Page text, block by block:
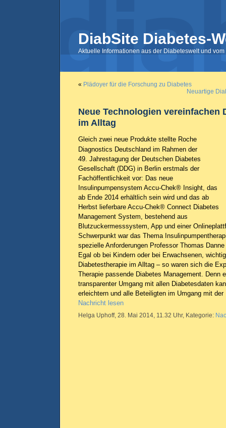
DiabSite Diabetes-
Aktuelle Informationen aus der Diabeteswelt und
« Plädoyer für die Forschung zu Diabetes
Neuartige
Neue Technologien vereinfachen
im Alltag
Gleich zwei neue Produkte stellte Roche
Diagnostics Deutschland im Rahmen der
49. Jahrestagung der Deutschen Diabetes
Gesellschaft (DDG) in Berlin erstmals der
Fachöffentlichkeit vor: Das neue
Insulinpumpensystem Accu-Chek® Insight, das
ab Ende 2014 erhältlich sein wird und das ab
Herbst lieferbare Accu-Chek® Connect Diabetes
Management System, bestehend aus
Blutzuckermesssystem, App und einer
Schwerpunkt war das Thema
spezielle Anforderungen Professor Thomas
Egal ob bei Kindern oder bei Erwachsenen,
Diabetestherapie im Alltag – so waren sich die
Therapie passende Diabetes Management. Denn
transparenter Umgang mit allen Diabetesdaten
erleichtern und alle Beteiligten im Umgang mit
Nachricht lesen
Helga Uphoff, 28. Mai 2014, 11.32 Uhr, Kategorie: